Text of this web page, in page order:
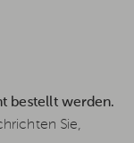
bestellt werden.
Sie,